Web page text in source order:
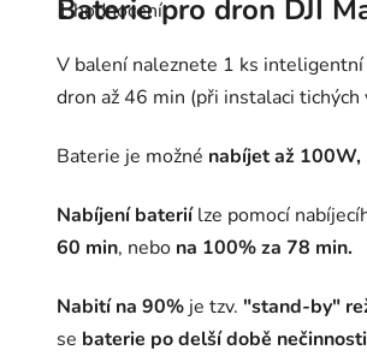
produktu
5,0
z
5
hvězdiček.
1 hodnocení
Baterie pro dron DJI
V balení naleznete 1 ks
dron až 46 min (při instalaci
Baterie je možné nabíjet až
Nabíjení bateriílze pomocí
60 min, nebo na 100% za 78 min.
Nabití na 90% je tzv. "stand-by"
se baterie po delší době nečinnosti